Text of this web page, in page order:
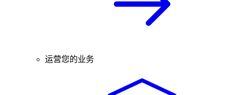
运营您的业务